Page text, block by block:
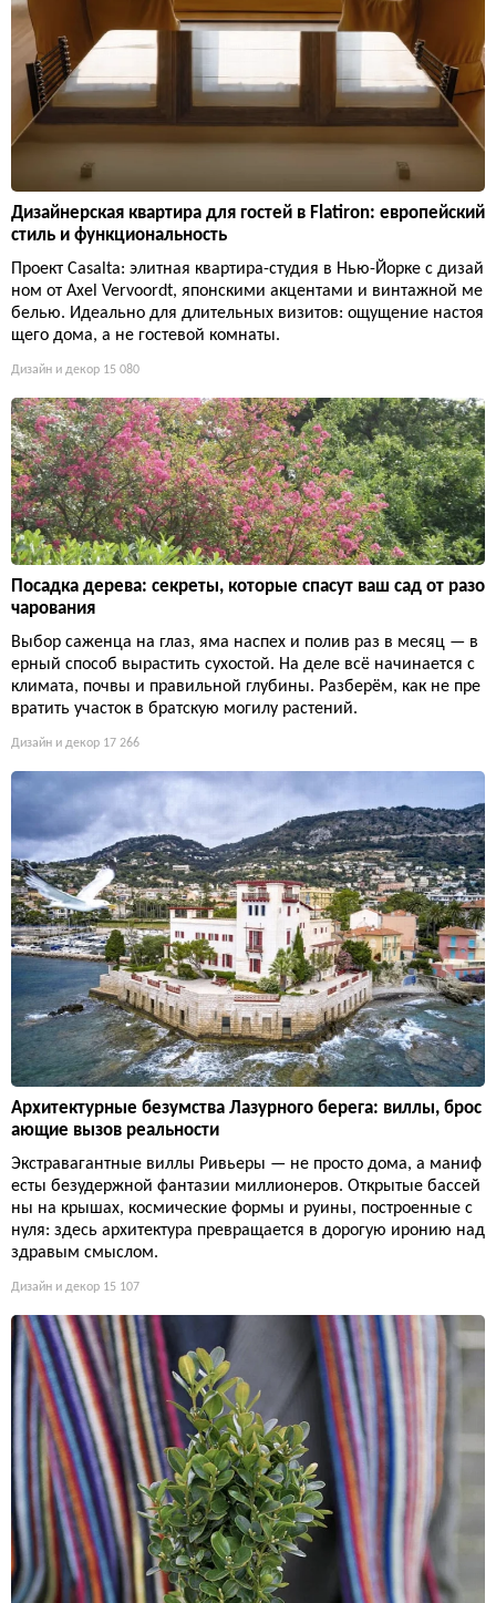
Дизайнерская квартира для гостей в Flatiron: европейский
стиль и функциональность
Проект Casalta: элитная квартира-студия в Нью-Йорке с дизай
ном от Axel Vervoordt, японскими акцентами и винтажной ме
белью. Идеально для длительных визитов: ощущение настоя
щего дома, а не гостевой комнаты.
Дизайн и декор 15 080
Посадка дерева: секреты, которые спасут ваш сад от разо
чарования
Выбор саженца на глаз, яма наспех и полив раз в месяц — в
ерный способ вырастить сухостой. На деле всё начинается с
климата, почвы и правильной глубины. Разберём, как не пре
вратить участок в братскую могилу растений.
Дизайн и декор 17 266
Архитектурные безумства Лазурного берега: виллы, брос
ающие вызов реальности
Экстравагантные виллы Ривьеры — не просто дома, а маниф
есты безудержной фантазии миллионеров. Открытые бассей
ны на крышах, космические формы и руины, построенные с
нуля: здесь архитектура превращается в дорогую иронию над
здравым смыслом.
Дизайн и декор 15 107